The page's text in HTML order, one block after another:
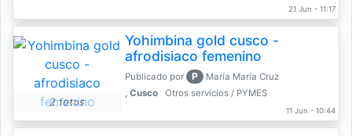
21 Jun - 11:17
2 fotos
Yohimbina gold cusco -
afrodisiaco femenino
Publicado por P
María María Cruz
, Cusco
Otros servicios / PYMES
11 Jun - 10:44